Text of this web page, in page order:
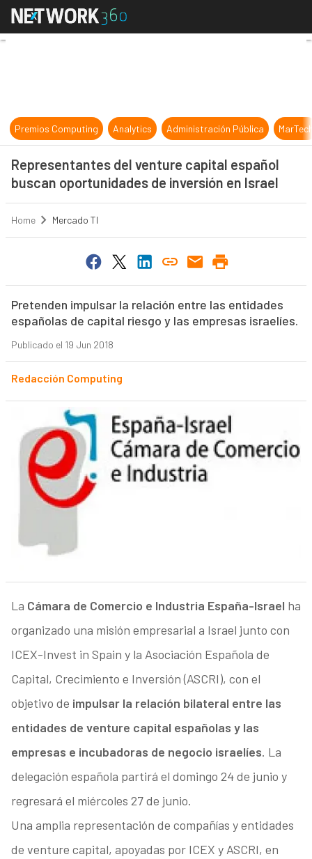
Representantes del venture
Premios Computing Analytics Administración Pública
Representantes del venture capital español
buscan oportunidades de inversión en Israel
Home Mercado TI
Pretenden impulsar la relación entre las entidades
españolas de capital riesgo y las empresas israelíes.
Publicado el 19 Jun 2018
Redacción Computing
La Cámara de Comercio e Industria España-Israel ha
organizado una misión empresarial a Israel junto con
ICEX-Invest in Spain y la Asociación Española de
Capital, Crecimiento e Inversión (ASCRI), con el
objetivo de impulsar la relación bilateral entre las
entidades de venture capital españolas y las
empresas e incubadoras de negocio israelíes. La
delegación española partirá el domingo 24 de junio y
regresará el miércoles 27 de junio.
Una amplia representación de compañías y entidades
de venture capital, apoyadas por ICEX y ASCRI, en